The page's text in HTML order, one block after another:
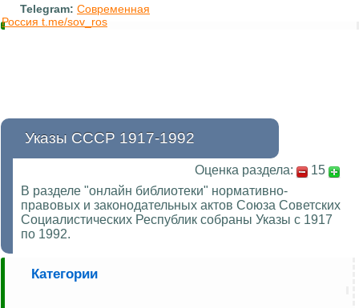
Telegram: Современная
Россия t.me/sov_ros
Указы СССР 1917-1992
Оценка раздела:
15
В разделе "онлайн библиотеки" нормативно-
правовых и законодательных актов Союза Советских
Социалистических Республик собраны Указы с 1917
по 1992.
Категории